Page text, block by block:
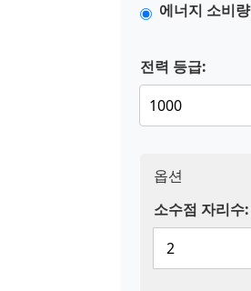
에너지 소비량
전력 등급:
옵션
소수점 자리수: